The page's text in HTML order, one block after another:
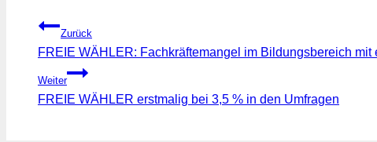
Beitragsnavigation
Zurück
FREIE WÄHLER: Fachkräftemangel im Bildungsbereich
Weiter
FREIE WÄHLER erstmalig bei 3,5 % in den Umfragen